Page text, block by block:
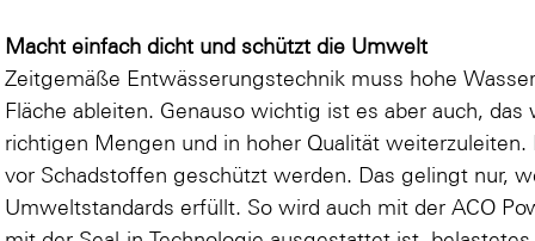
Macht einfach dicht und schützt die Umwelt
Zeitgemäße Entwässerungstechnik muss hohe
Fläche ableiten. Genauso wichtig ist es aber auch,
richtigen Mengen und in hoher Qualität
vor Schadstoffen geschützt werden. Das gelingt nur,
Umweltstandards erfüllt. So wird auch mit der ACO